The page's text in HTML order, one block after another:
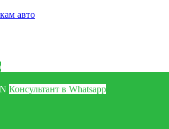
авто
Консультант в Whatsapp